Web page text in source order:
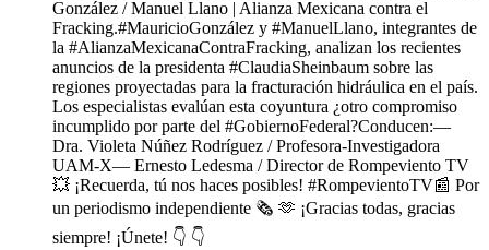
González / Manuel Llano | Alianza Mexicana contra el
Fracking.#MauricioGonzález y #ManuelLlano, integrantes de
la #AlianzaMexicanaContraFracking, analizan los recientes
anuncios de la presidenta #ClaudiaSheinbaum sobre las
regiones proyectadas para la fracturación hidráulica en el país.
Los especialistas evalúan esta coyuntura ¿otro compromiso
incumplido por parte del #GobiernoFederal?Conducen:—
Dra. Violeta Núñez Rodríguez / Profesora-Investigadora
UAM-X— Ernesto Ledesma / Director de Rompeviento TV
💥 ¡Recuerda, tú nos haces posibles! #RompevientoTV📰 Por
un periodismo independiente 🗞️ 🫶 ¡Gracias todas, gracias
siempre! ¡Únete! 👇 👇